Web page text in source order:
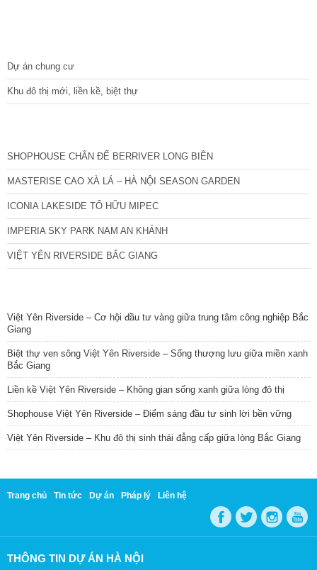
Dự án chung cư
Khu đô thị mới, liền kề, biệt thự
SHOPHOUSE CHÂN ĐẾ BERRIVER LONG BIÊN
MASTERISE CAO XÀ LÁ – HÀ NỘI SEASON GARDEN
ICONIA LAKESIDE TỐ HỮU MIPEC
IMPERIA SKY PARK NAM AN KHÁNH
VIỆT YÊN RIVERSIDE BẮC GIANG
Việt Yên Riverside – Cơ hội đầu tư vàng giữa trung tâm công nghiệp Bắc
Giang
Biệt thự ven sông Việt Yên Riverside – Sống thượng lưu giữa miền xanh
Bắc Giang
Liền kề Việt Yên Riverside – Không gian sống xanh giữa lòng đô thị
Shophouse Việt Yên Riverside – Điểm sáng đầu tư sinh lời bền vững
Việt Yên Riverside – Khu đô thị sinh thái đẳng cấp giữa lòng Bắc Giang
Trang chủ Tin tức Dự án Pháp lý Liên hệ
THÔNG TIN DỰ ÁN HÀ NỘI